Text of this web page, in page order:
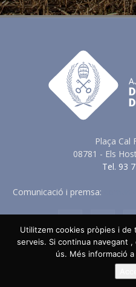
Plaça Cal
08781 - Els
Tel. 93
Comunicació i premsa:
Avis Legal Política de
Política en vers a
Utilitzem cookies pròpies i
serveis. Si continua navegant
ús. Més informació a